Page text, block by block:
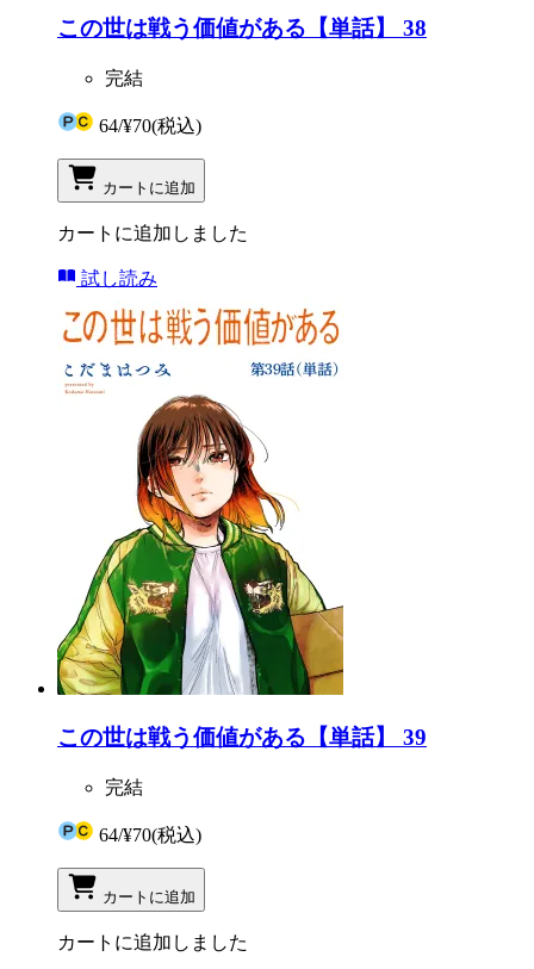
この世は戦う価値がある【単話】 38
完結
64/¥70(税込)
カートに追加
カートに追加しました
試し読み
この世は戦う価値がある【単話】 39
完結
64/¥70(税込)
カートに追加
カートに追加しました